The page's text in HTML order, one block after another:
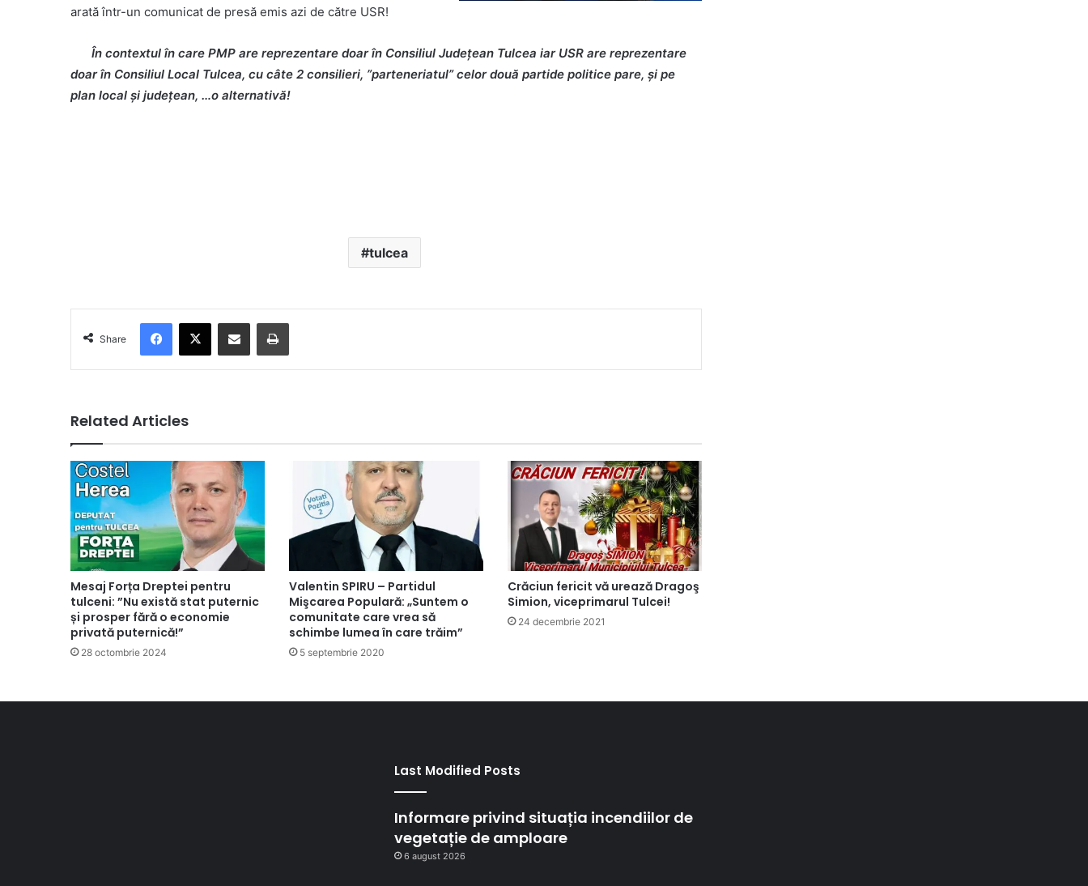
arată într-un comunicat de presă emis azi de către USR!
În contextul în care PMP are reprezentare doar în Consiliul Județean Tulcea iar USR are reprezentare
doar în Consiliul Local Tulcea, cu câte 2 consilieri, ”parteneriatul” celor două partide politice pare, și pe
plan local și județean, …o alternativă!
tulcea
Share
Related Articles
Mesaj Forța Dreptei pentru
tulceni: ”Nu există stat puternic
și prosper fără o economie
privată puternică!”
28 octombrie 2024
Valentin SPIRU – Partidul
Mişcarea Populară: „Suntem o
comunitate care vrea să
schimbe lumea în care trăim”
5 septembrie 2020
Crăciun fericit vă urează Dragoş
Simion, viceprimarul Tulcei!
24 decembrie 2021
Last Modified Posts
Informare privind situația incendiilor de
vegetație de amploare
6 august 2026